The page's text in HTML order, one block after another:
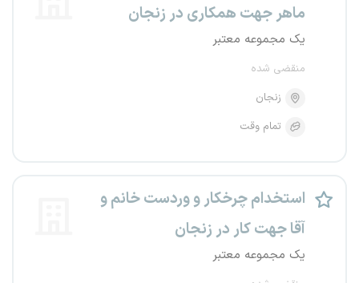
ماهر جهت همکاری در زنجان
یک مجموعه معتبر
منقضی شده
زنجان
تمام وقت
استخدام چرخکار و وردست خانم و
آقا جهت کار در زنجان
یک مجموعه معتبر